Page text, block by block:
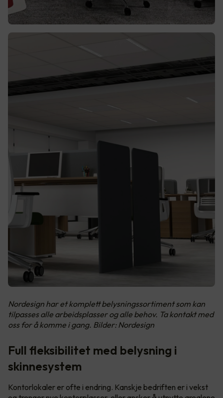
Nordesign har et komplett belysningssortiment som kan
tilpasses alle arbeidsplasser og alle behov. Ta kontakt med
oss for å komme i gang. Bilder: Nordesign
Full fleksibilitet med belysning i
skinnesystem
Kontorlokaler er ofte i endring. Kanskje bedriften er i vekst